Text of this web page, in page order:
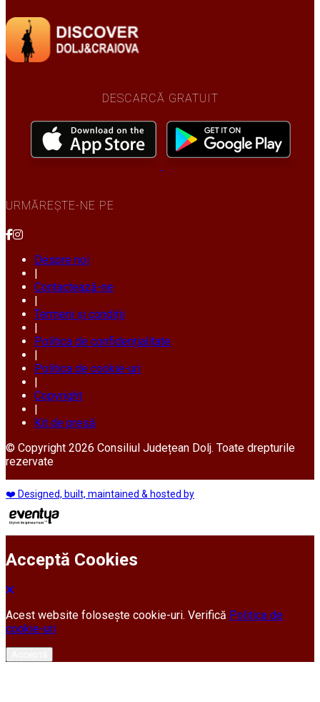
DESCARCĂ GRATUIT
URMĂREȘTE-NE PE
Despre noi
|
Contactează-ne
|
Termeni și condiții
|
Politica de confidențialitate
|
Politica de cookie-uri
|
Copyright
|
Kit de presă
© Copyright 2026 Consiliul Județean Dolj. Toate drepturile
rezervate
❤️ Designed, built, maintained & hosted by
Acceptă Cookies
Acest website folosește cookie-uri. Verifică Politica de
cookie-uri